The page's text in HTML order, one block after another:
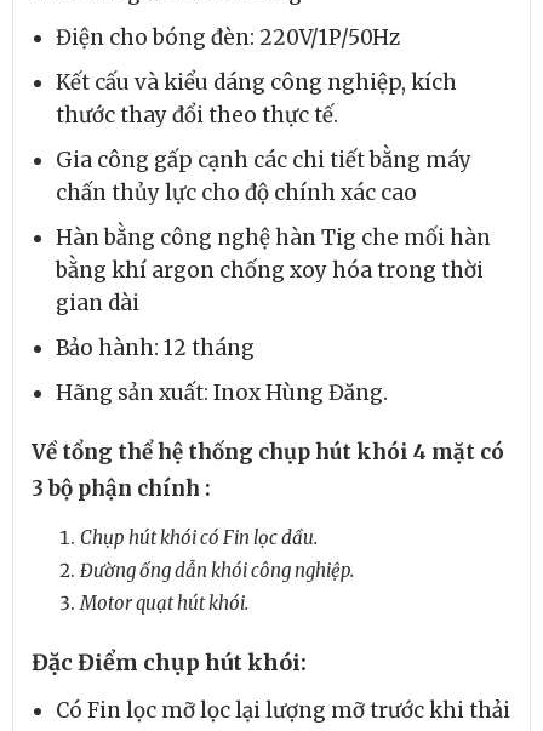
Điện cho bóng đèn: 220V/1P/50Hz
Kết cấu và kiểu dáng công nghiệp, kích
thước thay đổi theo thực tế.
Gia công gấp cạnh các chi tiết bằng máy
chấn thủy lực cho độ chính xác cao
Hàn bằng công nghệ hàn Tig che mối hàn
bằng khí argon chống xoy hóa trong thời
gian dài
Bảo hành: 12 tháng
Hãng sản xuất: Inox Hùng Đăng.
Về tổng thể hệ thống chụp hút khói 4 mặt có
3 bộ phận chính :
Chụp hút khói có Fin lọc dầu.
Đường ống dẫn khói công nghiệp.
Motor quạt hút khói.
Đặc Điểm chụp hút khói:
Có Fin lọc mỡ lọc lại lượng mỡ trước khi thải